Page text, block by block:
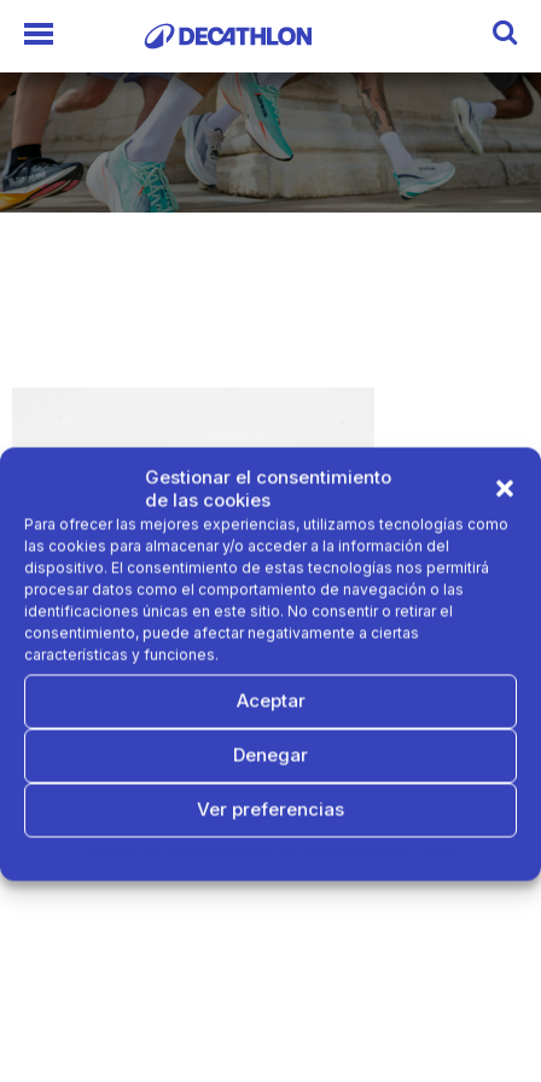
Gestionar el consentimiento
de las cookies
Para ofrecer las mejores experiencias, utilizamos tecnologías como
las cookies para almacenar y/o acceder a la información del
dispositivo. El consentimiento de estas tecnologías nos permitirá
procesar datos como el comportamiento de navegación o las
identificaciones únicas en este sitio. No consentir o retirar el
consentimiento, puede afectar negativamente a ciertas
características y funciones.
Aceptar
Denegar
Ver preferencias